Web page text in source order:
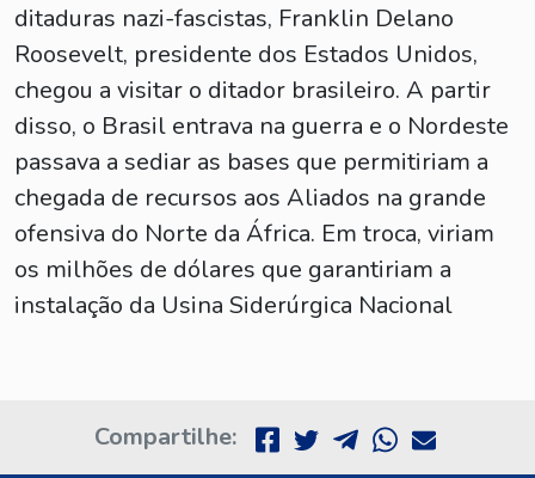
ditaduras nazi-fascistas, Franklin Delano
Roosevelt, presidente dos Estados Unidos,
chegou a visitar o ditador brasileiro. A partir
disso, o Brasil entrava na guerra e o Nordeste
passava a sediar as bases que permitiriam a
chegada de recursos aos Aliados na grande
ofensiva do Norte da África. Em troca, viriam
os milhões de dólares que garantiriam a
instalação da Usina Siderúrgica Nacional
Compartilhe: